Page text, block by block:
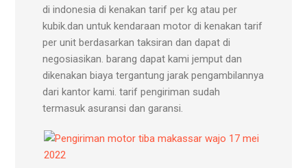
di indonesia di kenakan tarif per kg atau per
kubik.dan untuk kendaraan motor di kenakan tarif
per unit berdasarkan taksiran dan dapat di
negosiasikan. barang dapat kami jemput dan
dikenakan biaya tergantung jarak pengambilannya
dari kantor kami. tarif pengiriman sudah
termasuk asuransi dan garansi.